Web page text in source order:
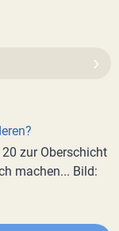
zur Oberschicht
machen... Bild: